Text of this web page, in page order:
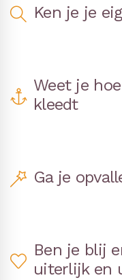
Ken je je
Weet je
kleedt
Ga je
Ben je blij
uiterlijk en